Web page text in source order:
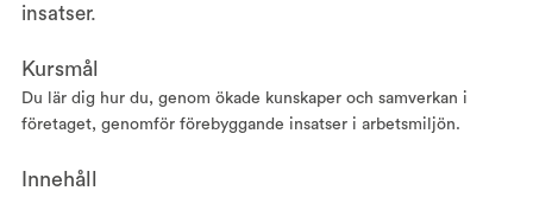
insatser.
Kursmål
Du lär dig hur du, genom ökade kunskaper och samverkan i
företaget, genomför förebyggande insatser i arbetsmiljön.
Innehåll